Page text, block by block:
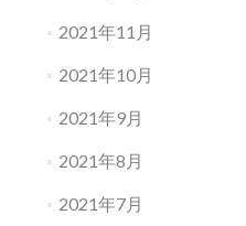
2021年11月
2021年10月
2021年9月
2021年8月
2021年7月